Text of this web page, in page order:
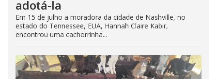
adotá-la
Em 15 de julho a moradora da cidade de Nashville, no
estado do Tennessee, EUA, Hannah Claire Kabir,
encontrou uma cachorrinha...